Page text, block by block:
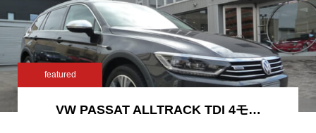
featured
VW PASSAT ALLTRACK TDI 4モ…